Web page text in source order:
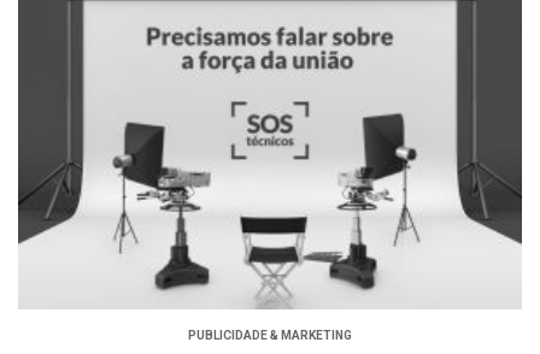
PUBLICIDADE & MARKETING